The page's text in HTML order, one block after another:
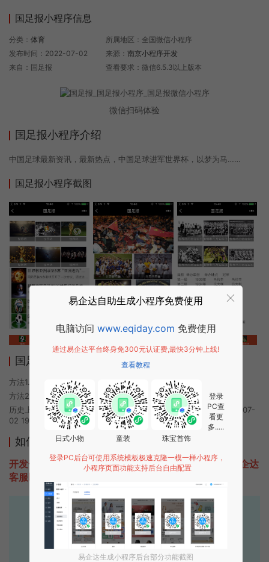
国足报小程序信息
分类： 体育
发布时间：2022-07-02
来自：国足报
所属地区：全国微信小程序
来源：南京小程序开发
查看要求：微信6.5.3以上版本
微信扫码体验
国足报小程序介绍
中国足球最新资讯，最新热点，中国足球进军世界杯，以梦为马……
国足报小程序截图
国足报小程序使用方法
方法1. 使用微信扫描本页面上方二维码进入国足报的小程序
方法2. 在微信中搜索“国足报”即可进入小程序
历史上的今时小程序由国足报团队开发，易企达小程序商店于2022-07-
02 19:50发布
如何开发类似国足报的小程序
开发一款类似国足报的小程序不难，只需要咨询本站易企达
客服即可为您定制开发，免费提供报价。
易企达10年行业沉淀！
专业小程序、公众号H5 APP等软件开发
立即拨打电话享优惠
易企达自助生成小程序免费使用
电脑访问 www.eqiday.com 免费使用
通过易企达平台终身免300元认证费,最快3分钟上线!
查看教程
日式小物 童装 珠宝首饰
登录
PC查
看更
多.....
登录PC后台可使用系统模板极速克隆一模一样小程序，
小程序页面功能支持后台自由配置
易企达生成小程序后台部分功能截图